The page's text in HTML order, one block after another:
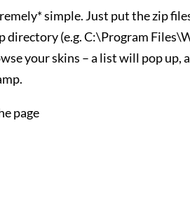
simple. Just put the zip
directory (e.g. C:\Program
your skins – a list will pop up,
page